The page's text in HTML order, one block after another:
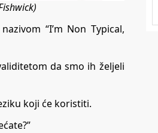
“I’m Non Typical,
da smo ih željeli
koji će koristiti.